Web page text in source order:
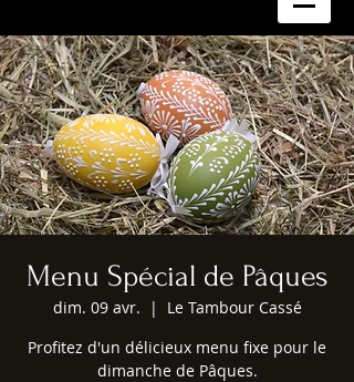
Menu Spécial de Pâques
dim. 09 avr.
  |
Le Tambour Cassé
Profitez d'un délicieux menu fixe pour le
dimanche de Pâques.